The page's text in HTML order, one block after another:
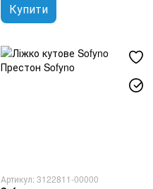
Купити
Артикул: 3122811-00000